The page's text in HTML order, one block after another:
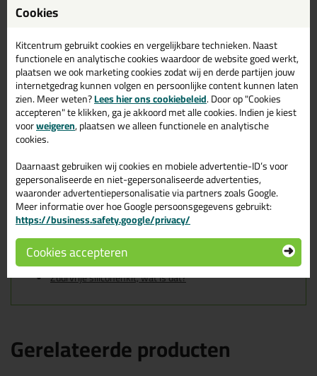
Seal-It 250 Silicon All
310ml in Zwart
Zoek je kit in een specifieke kleur? Gevonden! Deze sanitairkit
Seal-It 250 Silicon All 310ml in de kleur Zwart is te gebruiken voor
verschillende toepassingen. Een duurzame en veelzijdige kit
welke makkelijk te verwerken is. Perfect als je een bijpassende
kleur zoekt met gegarandeerd een topresultaat. Bestel de Seal-It
250 Silicon All 310ml in kleur Zwart vandaag nog! Op voorraad en
op werkdagen besteld = morgen in huis.
Wil je meer weten over de toepassing en kenmerken van dit
product?Lees alles over dit product >
Tips & tricks voor Seal-It 250 Silicon
All 310ml
In de volgende blogs wordt dit product gebruikt:
Hoe kit ik een (natuursteen) aanrechtblad af?
Zuurvrije siliconenkit, wat is dat?
Gerelateerde producten
Cookies
Kitcentrum gebruikt cookies en vergelijkbare technieken. Naast
functionele en analytische cookies waardoor de website goed werkt,
plaatsen we ook marketing cookies zodat wij en derde partijen jouw
internetgedrag kunnen volgen en persoonlijke content kunnen laten
zien. Meer weten?Lees hier ons cookiebeleid. Door op "Cookies
accepteren" te klikken, ga je akkoord met alle cookies. Indien je kiest
voorweigeren, plaatsen we alleen functionele en analytische
cookies.
Daarnaast gebruiken wij cookies en mobiele advertentie-ID’s voor
gepersonaliseerde en niet-gepersonaliseerde advertenties,
waaronder advertentiepersonalisatie via partners zoals Google.
Meer informatie over hoe Google persoonsgegevens gebruikt:
https://business.safety.google/privacy/
Cookies accepteren